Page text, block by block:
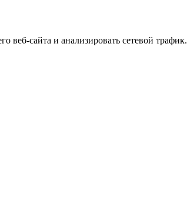
сайта и анализировать сетевой трафик.